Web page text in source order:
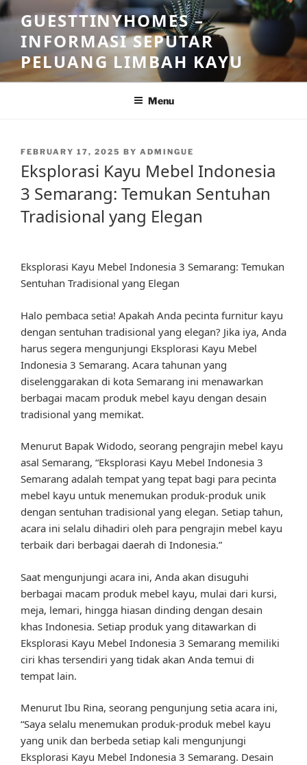
Skip
to
content
GUESTTINYHOMES –
INFORMASI SEPUTAR
PELUANG LIMBAH KAYU
Menu
POSTED
ON
FEBRUARY 17, 2025 BY ADMINGUE
Eksplorasi Kayu Mebel Indonesia
3 Semarang: Temukan Sentuhan
Tradisional yang Elegan
Eksplorasi Kayu Mebel Indonesia 3 Semarang: Temukan
Sentuhan Tradisional yang Elegan
Halo pembaca setia! Apakah Anda pecinta furnitur kayu
dengan sentuhan tradisional yang elegan? Jika iya, Anda
harus segera mengunjungi Eksplorasi Kayu Mebel
Indonesia 3 Semarang. Acara tahunan yang
diselenggarakan di kota Semarang ini menawarkan
berbagai macam produk mebel kayu dengan desain
tradisional yang memikat.
Menurut Bapak Widodo, seorang pengrajin mebel kayu
asal Semarang, “Eksplorasi Kayu Mebel Indonesia 3
Semarang adalah tempat yang tepat bagi para pecinta
mebel kayu untuk menemukan produk-produk unik
dengan sentuhan tradisional yang elegan. Setiap tahun,
acara ini selalu dihadiri oleh para pengrajin mebel kayu
terbaik dari berbagai daerah di Indonesia.”
Saat mengunjungi acara ini, Anda akan disuguhi
berbagai macam produk mebel kayu, mulai dari kursi,
meja, lemari, hingga hiasan dinding dengan desain
khas Indonesia. Setiap produk yang ditawarkan di
Eksplorasi Kayu Mebel Indonesia 3 Semarang memiliki
ciri khas tersendiri yang tidak akan Anda temui di
tempat lain.
Menurut Ibu Rina, seorang pengunjung setia acara ini,
“Saya selalu menemukan produk-produk mebel kayu
yang unik dan berbeda setiap kali mengunjungi
Eksplorasi Kayu Mebel Indonesia 3 Semarang. Desain